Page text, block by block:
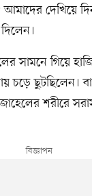
দেখিয়ে
সামনে গিয়ে
চড়ে ছুটছিলেন।
শরীরে